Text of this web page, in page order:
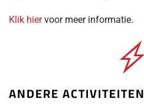
Klik hiervoor meer informatie.
ANDERE ACTIVITEITEN